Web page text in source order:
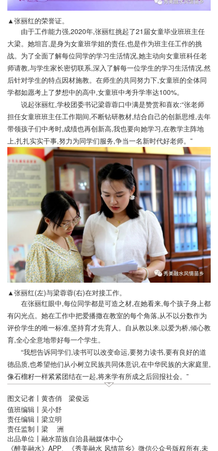
▲张丽红的荣誉证。
由于工作能力强,2020年,张丽红挑起了21届女童毕业班班主任
大梁。她坦言,是身为女童班学姐的责任,也是作为班主任工作的挑
战。为了全面了解每位同学的学习生活情况,她主动向女童班科任老
师请教,与学生家长密切联系,深入了解每一位学生的学习生活情况,然
后针对学生的特点因材施教。在师生的共同努力下,女童班的全体同
学都如愿考上了梦想中的高中,女童班中考升学率达100%。
说起张丽红,学校团委书记梁蓉蓉口中满是赞赏和喜欢:“张老师
担任女童班班主任工作期间,不断钻研教材,结合自己的创新思维,去年
带领孩子们中考时,成绩也再创新高,我也要向她学习,在教学主阵地
上,扎扎实实干事,努力为同学们服务,争当一名新时代好老师。”
▲张丽红(左)与梁蓉蓉(右)在对接工作。
在张丽红眼中,每位同学都是可造之材,在她看来,每个孩子身上都
有闪光点。她在工作中把爱播撒在教室的每个角落,从不以分数作为
评价学生的唯一标准,坚持育才先育人。自从教以来,以爱为桥,倾心教
育,全心全意地带好每一个学生。
“我想告诉同学们,读书可以改变命运,要努力读书,要有良好的道
德品质,也希望他们从小树立民族共同体意识,在中华民族的大家庭里,
像石榴籽一样紧紧团结在一起,将来学有所成之后回报社会。”
图文记者丨黄杏俏 梁俊远
值班编辑丨吴小舒
责任编辑丨梁立明
责任监制丨梁 洲
出品单位丨融水苗族自治县融媒体中心
《醉美融水》APP、《秀美融水 风情苗乡》微信公众号版权所有,未